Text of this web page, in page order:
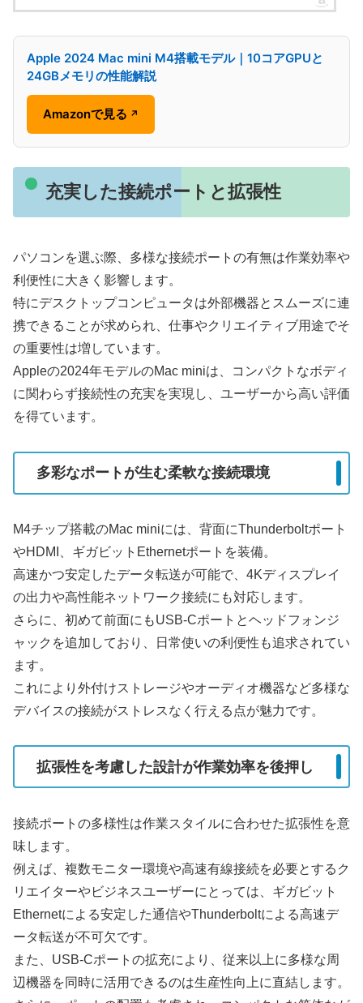
Apple 2024 Mac mini M4搭載モデル｜10コアGPUと
24GBメモリの性能解説
Amazonで見る ↗
充実した接続ポートと拡張性
パソコンを選ぶ際、多様な接続ポートの有無は作業効率や
利便性に大きく影響します。
特にデスクトップコンピュータは外部機器とスムーズに連
携できることが求められ、仕事やクリエイティブ用途でそ
の重要性は増しています。
Appleの2024年モデルのMac miniは、コンパクトなボディ
に関わらず接続性の充実を実現し、ユーザーから高い評価
を得ています。
多彩なポートが生む柔軟な接続環境
M4チップ搭載のMac miniには、背面にThunderboltポート
やHDMI、ギガビットEthernetポートを装備。
高速かつ安定したデータ転送が可能で、4Kディスプレイ
の出力や高性能ネットワーク接続にも対応します。
さらに、初めて前面にもUSB-Cポートとヘッドフォンジ
ャックを追加しており、日常使いの利便性も追求されてい
ます。
これにより外付けストレージやオーディオ機器など多様な
デバイスの接続がストレスなく行える点が魅力です。
拡張性を考慮した設計が作業効率を後押し
接続ポートの多様性は作業スタイルに合わせた拡張性を意
味します。
例えば、複数モニター環境や高速有線接続を必要とするク
リエイターやビジネスユーザーにとっては、ギガビット
Ethernetによる安定した通信やThunderboltによる高速デ
ータ転送が不可欠です。
また、USB-Cポートの拡充により、従来以上に多様な周
辺機器を同時に活用できるのは生産性向上に直結します。